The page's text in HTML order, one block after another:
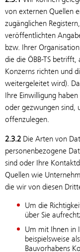
von externen Quellen
zugänglichen
veröffentlichten
bzw. Ihrer
die die ÖBB-TS
Konzerns richten und
weitergeleitet wird).
Ihre Einwilligung
oder gezwungen sind,
offenzulegen.
2.3.2 Die Arten von
personenbezogene
sind oder Ihre
Quellen wie
die wir von diesen
Um die
über Sie
Um mit Ihnen in
beispielsweise
Bauvorhabens